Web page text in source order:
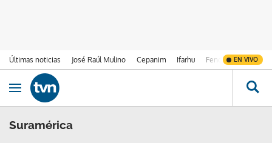
Últimas noticias José Raúl Mulino Cepanim Ifarhu Fenómeno de El
EN VIVO
Ir al contenido
Obrir navegació
Suramérica